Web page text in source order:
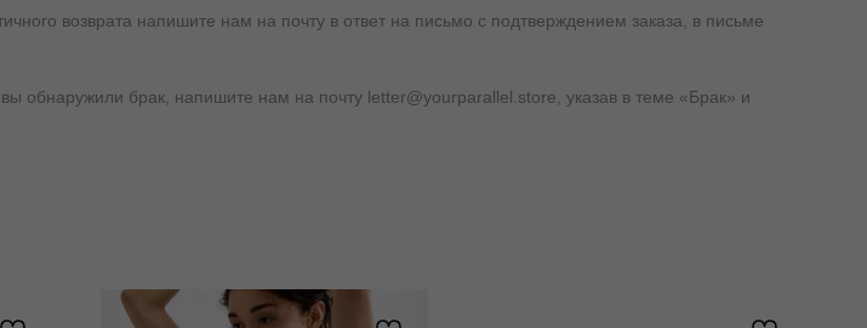
возврата напишите нам на почту в ответ на письмо с подтверждением заказа, в письме
обнаружили брак, напишите нам на почту letter@yourparallel.store, указав в теме «Брак» и